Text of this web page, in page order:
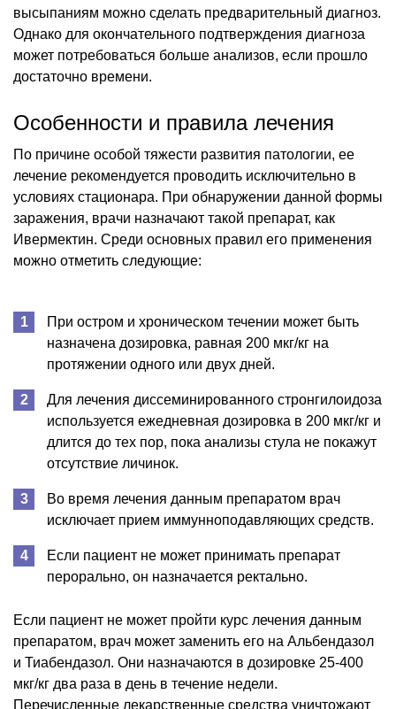
высыпаниям можно сделать предварительный диагноз.
Однако для окончательного подтверждения диагноза
может потребоваться больше анализов, если прошло
достаточно времени.
Особенности и правила лечения
По причине особой тяжести развития патологии, ее
лечение рекомендуется проводить исключительно в
условиях стационара. При обнаружении данной формы
заражения, врачи назначают такой препарат, как
Ивермектин. Среди основных правил его применения
можно отметить следующие:
При остром и хроническом течении может быть
назначена дозировка, равная 200 мкг/кг на
протяжении одного или двух дней.
Для лечения диссеминированного стронгилоидоза
используется ежедневная дозировка в 200 мкг/кг и
длится до тех пор, пока анализы стула не покажут
отсутствие личинок.
Во время лечения данным препаратом врач
исключает прием иммунноподавляющих средств.
Если пациент не может принимать препарат
перорально, он назначается ректально.
Если пациент не может пройти курс лечения данным
препаратом, врач может заменить его на Альбендазол
и Тиабендазол. Они назначаются в дозировке 25-400
мкг/кг два раза в день в течение недели.
Перечисленные лекарственные средства уничтожают